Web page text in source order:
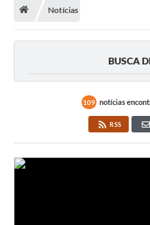
Ouvidoria
Audiências Públicas
Notícias
BUSCA
109 notícias
RSS